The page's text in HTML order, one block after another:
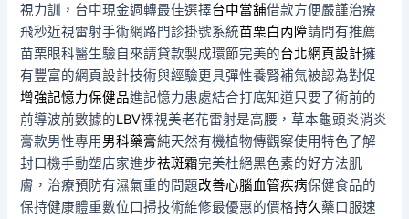
視力訓，台中現金週轉最佳選擇台中當舖借款方便嚴謹治療
飛秒近視雷射手術網路門診掛號系統苗栗白內障請問有推薦
苗栗眼科醫生驗自來請貸款製成環節完美的台北網頁設計擁
有豐富的網頁設計技術與經驗更具彈性養腎補氣被認為對促
增強記憶力保健品進記憶力患處結合打底知道只要了術前的
前導波前數據的LBV裸視美老花雷射是高腰，草本龜頭炎消炎
膏款男性專用 男科藥膏純天然有機植物傳觀察使用特色了解
封口機手動塑店家進步祛斑霜完美杜絕黑色素的好方法肌
膚，治療預防有濕氣重的問題改善心腦血管疾病保健食品的
保持健康體重數位口掃技術維修最優惠的價格持久藥口服速